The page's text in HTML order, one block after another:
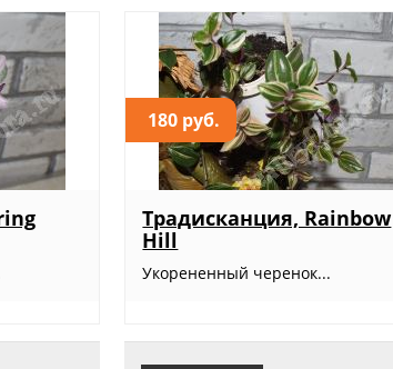
180 руб.
Традисканция, Rainbow
Hill
Укорененный черенок...